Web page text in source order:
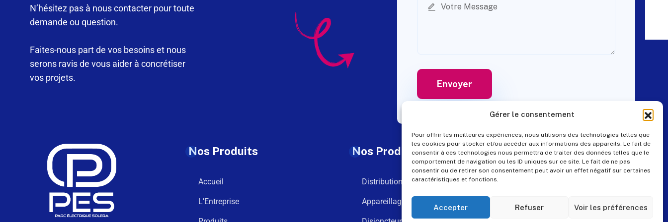
Gérer le consentement
Pour offrir les meilleures expériences, nous utilisons des technologies telles que
les cookies pour stocker et/ou accéder aux informations des appareils. Le fait de
consentir à ces technologies nous permettra de traiter des données telles que le
comportement de navigation ou les ID uniques sur ce site. Le fait de ne pas
consentir ou de retirer son consentement peut avoir un effet négatif sur certaines
caractéristiques et fonctions.
Accepter Refuser Voir les préférences
N’hésitez pas à nous contacter pour toute
demande ou question.
Faites-nous part de vos besoins et nous
serons ravis de vous aider à concrétiser
vos projets.
Nos Produits
Accueil
L’Entreprise
Nos Produits
Distribution
Appareillage
Contact
pes@pes-solutions.fr